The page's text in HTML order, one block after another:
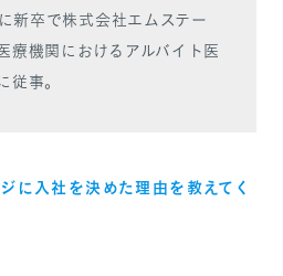
新卒で株式会社エムステー
療機関におけるアルバイト医
従事。
入社を決めた理由を教えてく